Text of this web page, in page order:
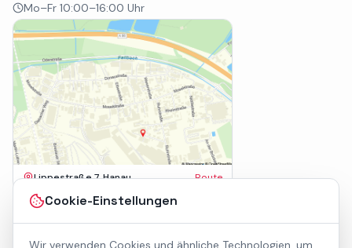
Cookie-Einstellungen
Wir verwenden Cookies und ähnliche Technologien, um
Mo–Fr 10:00–16:00 Uhr
Lippestraße 7, Hanau Route
Impressum